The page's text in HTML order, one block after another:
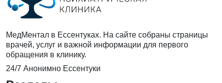
МедМентал в Ессентуках. На сайте собраны страницы
врачей, услуг и важной информации для первого
обращения в клинику.
24/7 Анонимно Ессентуки